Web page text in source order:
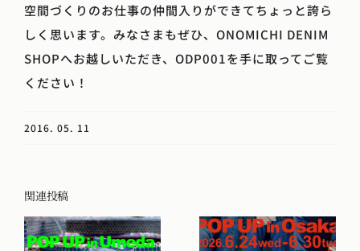
空間づくりのお仕事の仲間入りができてちょっと誇ら
しく思います。みなさまもぜひ、ONOMICHI DENIM
SHOPへお越しいただき、ODP001を手に取ってご覧
ください！
2016. 05. 11
関連投稿